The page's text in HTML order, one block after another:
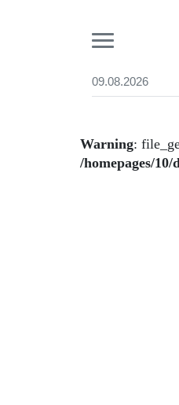
09.08.2026
Wer wir
Aktuelle
Warning:
/homepages/